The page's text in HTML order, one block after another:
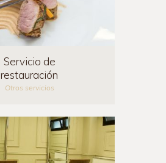
Servicio de
restauración
Otros servicios